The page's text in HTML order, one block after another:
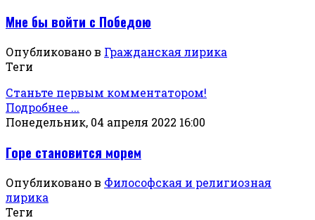
Мне бы войти с Победою
Опубликовано в Гражданская лирика
Теги
Станьте первым комментатором!
Подробнее ...
Понедельник, 04 апреля 2022 16:00
Горе становится морем
Опубликовано в Философская и религиозная
лирика
Теги